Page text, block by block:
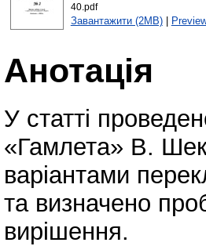
40.pdf
Завантажити (2MB)|
Анотація
У статті
«Гамлета» В.
варіантами
та визначено
вирішення.